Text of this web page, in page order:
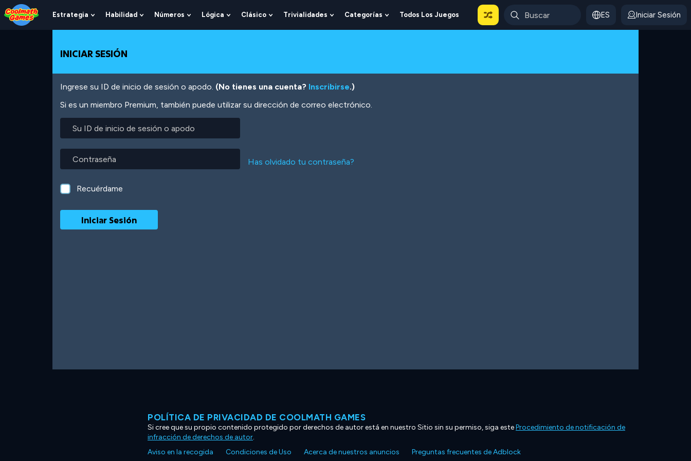
Skip
to
Top
Skip
to
Navigation
Skip
to
Main
Skip
to
Footer
Pasar
al
contenido
Estrategia
Show
Submenu
Estrategia
Habilidad
Show
Submenu
Números
Show
Submenu
Lógica
Show
Submenu
Clásico
Show
Submenu
Trivialidades
Show
Submenu
Categorías
Show
Submenu
Todos Los Juegos ES Iniciar Sesión
INICIAR SESIÓN
Ingrese su ID de inicio de sesión o apodo. (No tienes una cuenta? Inscribirse.)
Si es un miembro Premium, también puede utilizar su dirección de correo electrónico.
inicio
sesión
o
apodo
Has olvidado tu contraseña?
Recuérdame
POLÍTICA DE PRIVACIDAD DE COOLMATH GAMES
Si cree que su propio contenido protegido por derechos de autor está en nuestro Sitio sin su permiso, siga esteProcedimiento de notificación de
infracción de derechos de autor.
Aviso en la recogida
Condiciones de Uso Acerca de nuestros anuncios Preguntas frecuentes de Adblock